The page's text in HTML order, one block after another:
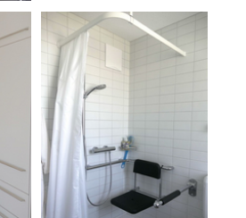
Show larger version